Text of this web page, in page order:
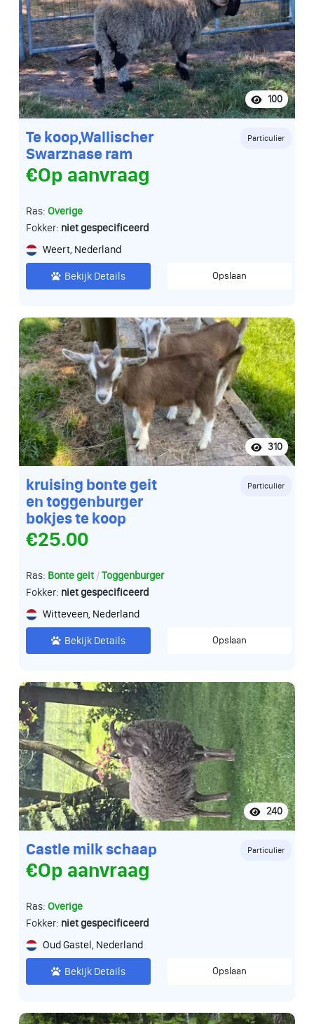
100
Te koop,Wallischer
Swarznase ram
Particulier
€Op aanvraag
Ras: Overige
Fokker: niet gespecificeerd
Weert, Nederland
Bekijk Details Opslaan
310
kruising bonte geit
en toggenburger
bokjes te koop
Particulier
€25.00
Ras: Bonte geit /Toggenburger
Fokker: niet gespecificeerd
Witteveen, Nederland
Bekijk Details Opslaan
240
Castle milk schaap Particulier
€Op aanvraag
Ras: Overige
Fokker: niet gespecificeerd
Oud Gastel, Nederland
Bekijk Details Opslaan